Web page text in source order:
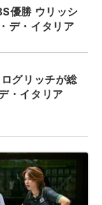
優勝 ウリッシ
デ・イタリア
グリッチが総
・イタリア